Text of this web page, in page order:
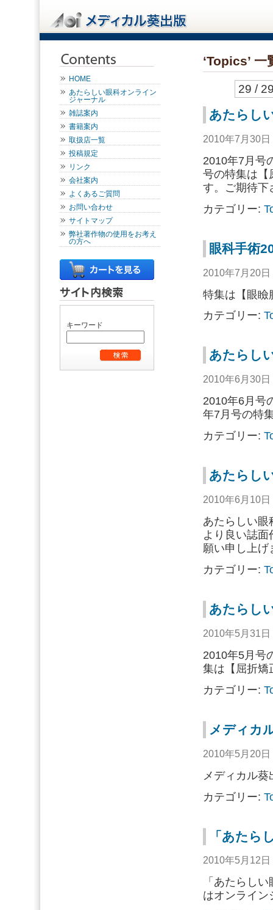
HOME
あたらしい眼科オンライン
ジャーナル
雑誌案内
書籍案内
取扱店一覧
投稿規定
リンク
会社案内
よくあるご質問
お問い合わせ
サイトマップ
弊社著作物の使用をお考え
の方へ
キーワード
‘Topics’ 一
29 /
あたらし
2010年7月30
2010年7月号
号の特集は
す。ご期待下
カテゴリー:
眼科手術
2010年7月20
特集は【眼瞼
カテゴリー:
あたらし
2010年6月30
2010年6月号
年7月号の特
カテゴリー:
あたらし
2010年6月10
あたらしい眼
より良い誌
願い申し上げ
カテゴリー:
あたらし
2010年5月31
2010年5月号
集は【屈折矯
カテゴリー:
メディカ
2010年5月20
メディカル
カテゴリー:
「あたら
2010年5月12
「あたらし
はオンライン